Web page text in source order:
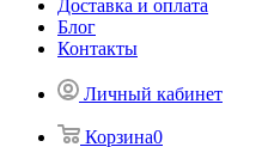
Доставка и оплата
Блог
Контакты
Личный кабинет
Корзина0